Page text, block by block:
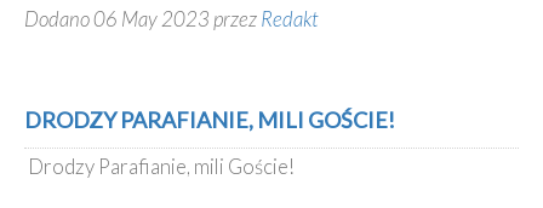
Dodano 06 May 2023 przezRedakt
DRODZY PARAFIANIE, MILI GOŚCIE!
Drodzy Parafianie, mili Goście!